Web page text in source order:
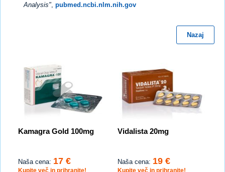
Analysis", pubmed.ncbi.nlm.nih.gov
Nazaj
Kamagra Gold 100mg
Naša cena: 17 €
Kupite več in prihranite!
Vidalista 20mg
Naša cena: 19 €
Kupite več in prihranite!